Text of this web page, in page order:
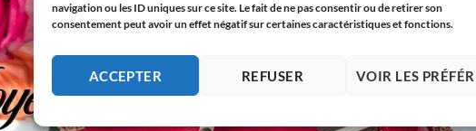
navigation ou les ID uniques sur ce site. Le fait de ne pas consentir ou de retirer son
consentement peut avoir un effet négatif sur certaines caractéristiques et fonctions.
ACCEPTER REFUSER VOIR LES